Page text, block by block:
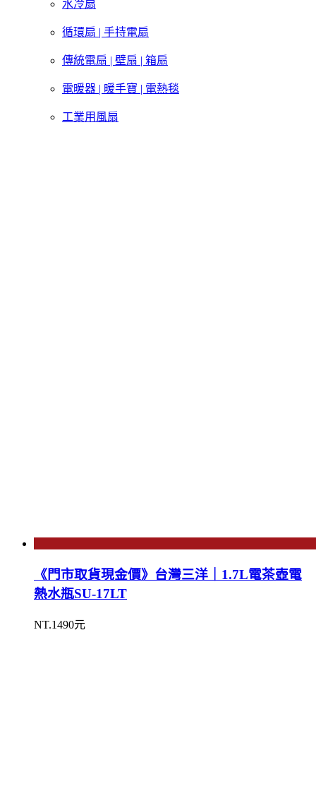
水冷扇
循環扇 | 手持電扇
傳統電扇 | 壁扇 | 箱扇
電暖器 | 暖手寶 | 電熱毯
工業用風扇
《門市取貨現金價》台灣三洋｜1.7L電茶壺電
熱水瓶SU-17LT
NT.1490元